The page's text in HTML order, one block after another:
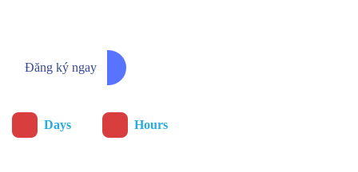
Đăng ký ngay
Days Hours